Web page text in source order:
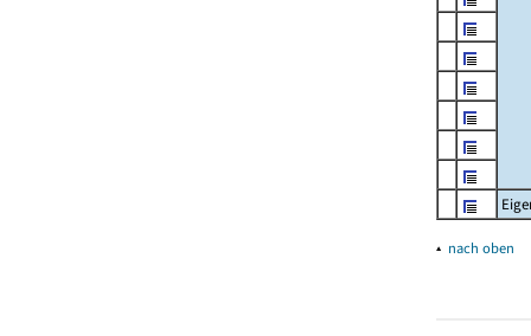
▴ nach oben